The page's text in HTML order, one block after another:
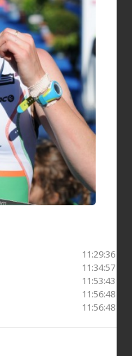
11:29:36
11:34:57
11:53:43
11:56:48
11:56:48